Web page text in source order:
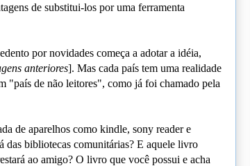
de substitui-los por uma ferramenta
por novidades começa a adotar a idéia,
anteriores]. Mas cada país tem uma realidade
"país de não leitores", como já foi chamado pela
de aparelhos como kindle, sony reader e
das bibliotecas comunitárias? E aquele livro
ao amigo? O livro que você possui e acha